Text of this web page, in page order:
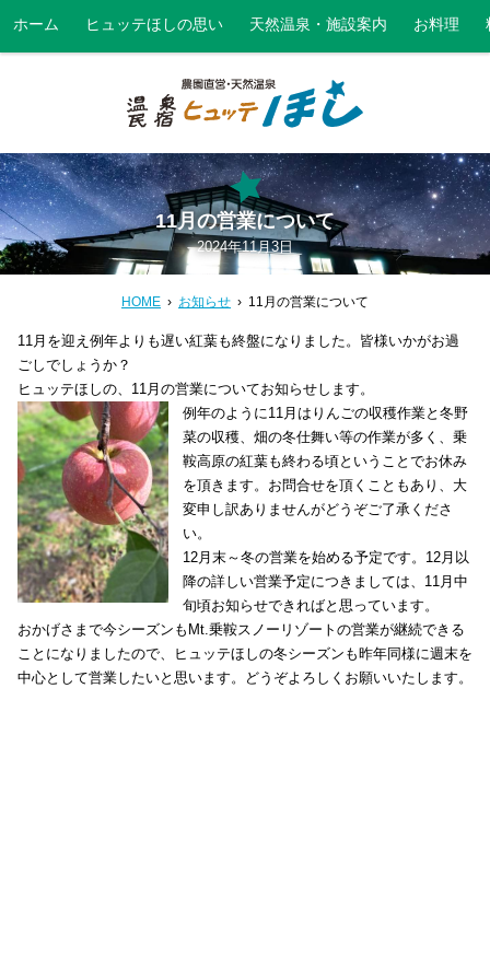
ホーム ヒュッテほしの思い 天然温泉・施設案内 お料理
11月の営業について
2024年11月3日
HOME お知らせ 11月の営業について
11月を迎え例年よりも遅い紅葉も終盤になりました。皆様いかがお過
ごしでしょうか？
ヒュッテほしの、11月の営業についてお知らせします。
例年のように11月はりんごの収穫作業と冬野
菜の収穫、畑の冬仕舞い等の作業が多く、乗
鞍高原の紅葉も終わる頃ということでお休み
を頂きます。お問合せを頂くこともあり、大
変申し訳ありませんがどうぞご了承くださ
い。
12月末～冬の営業を始める予定です。12月以
降の詳しい営業予定につきましては、11月中
旬頃お知らせできればと思っています。
おかげさまで今シーズンもMt.乗鞍スノーリゾートの営業が継続できる
ことになりましたので、ヒュッテほしの冬シーズンも昨年同様に週末を
中心として営業したいと思います。どうぞよろしくお願いいたします。